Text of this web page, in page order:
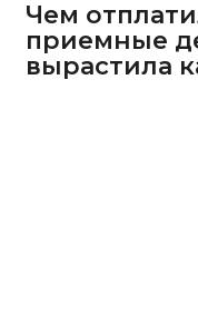
Чем
приемные
вырастила